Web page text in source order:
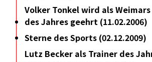
Volker Tonkel wird als
des Jahres geehrt (11.02.2006)
Sterne des Sports (02.12.2009)
Lutz Becker als Trainer des